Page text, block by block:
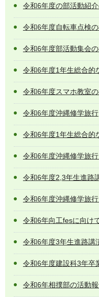
令和6年度の部活動紹
令和6年度自転車点検
令和6年度部活動集会
令和6年度1年生総合的
令和6年度スマホ教室
令和6年度沖縄修学旅行
令和6年度1年生総合的
令和6年度沖縄修学旅
令和6年度2,3年生進路
令和6年度沖縄修学旅
令和6年向工fesに向け
令和6年度3年生進路講
令和6年度建設科3年卒
令和6年相撲部の活動